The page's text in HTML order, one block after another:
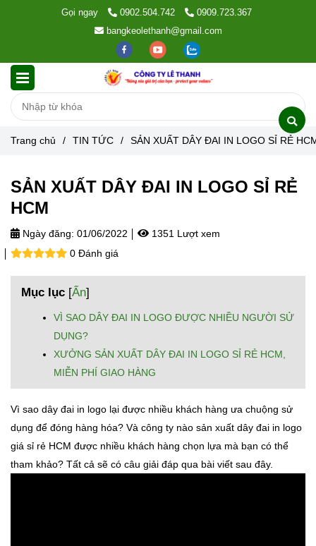
Gọi ngay 0902.504.742
0909.723.367
bangkeolethanh@gmail.com
Trang chủ / TIN TỨC / SẢN XUẤT DÂY ĐAI IN LOGO SỈ RẺ
SẢN XUẤT DÂY ĐAI IN LOGO SỈ RẺ
HCM
Ngày đăng: 01/06/2022
1351 Lượt xem
0 Đánh giá
Mục lục [Ẩn]
VÌ SAO DÂY ĐAI IN LOGO ĐƯỢC NHIỀU NGƯỜI SỬ
DỤNG?
XƯỞNG SẢN XUẤT DÂY ĐAI IN LOGO SỈ RẺ HCM,
MIỄN PHÍ GIAO HÀNG
Vì sao dây đai in logo lại được nhiều khách hàng ưa chuộng sử
dụng để đóng hàng hóa? Và công ty nào sản xuất dây đai in logo
giá sỉ rẻ HCM được nhiều khách hàng chọn lựa mà bạn có thể
tham khảo? Tất cả sẽ có câu giải đáp qua bài viết sau đây.